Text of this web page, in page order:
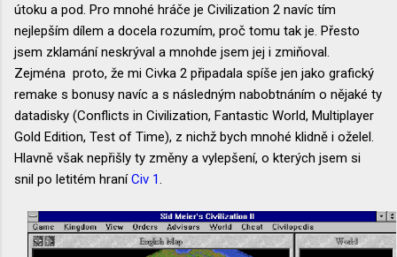
útoku a pod. Pro mnohé hráče je Civilization 2 navíc tím
nejlepším dílem a docela rozumím, proč tomu tak je. Přesto
jsem zklamání neskrýval a mnohde jsem jej i zmiňoval.
Zejména proto, že mi Civka 2 připadala spíše jen jako grafický
remake s bonusy navíc a s následným nabobtnáním o nějaké ty
datadisky (Conflicts in Civilization, Fantastic World, Multiplayer
Gold Edition, Test of Time), z nichž bych mnohé klidně i oželel.
Hlavně však nepřišly ty změny a vylepšení, o kterých jsem si
snil po letitém hraníCiv 1.